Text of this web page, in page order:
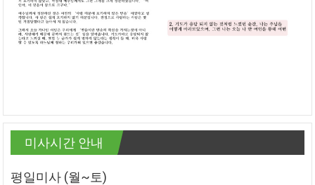
미사시간 안내
평일미사 (월~토)